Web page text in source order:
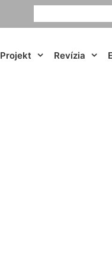
Projekt Revízia